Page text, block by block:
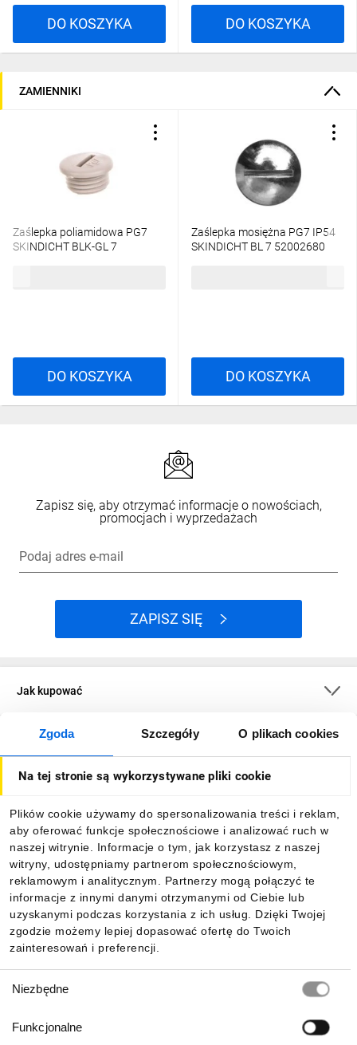
Zgoda Szczegóły O plikach cookies
Na tej stronie są wykorzystywane pliki cookie
Plików cookie używamy do spersonalizowania treści i reklam,
aby oferować funkcje społecznościowe i analizować ruch w
naszej witrynie. Informacje o tym, jak korzystasz z naszej
witryny, udostępniamy partnerom społecznościowym,
reklamowym i analitycznym. Partnerzy mogą połączyć te
informacje z innymi danymi otrzymanymi od Ciebie lub
uzyskanymi podczas korzystania z ich usług. Dzięki Twojej
zgodzie możemy lepiej dopasować ofertę do Twoich
zainteresowań i preferencji.
zgody
Niezbędne
Funkcjonalne
DO KOSZYKA DO KOSZYKA
ZAMIENNIKI
Zaślepka poliamidowa PG7
SKINDICHT BLK-GL 7
DO KOSZYKA
Zaślepka mosiężna PG7 IP54
SKINDICHT BL 7 52002680
DO KOSZYKA
Zapisz się, aby otrzymać informacje o nowościach,
promocjach i wyprzedażach
Podaj adres e-mail
ZAPISZ SIĘ
Jak kupować
O firmie
Informacje
Pobierz naszą aplikację mobilną: